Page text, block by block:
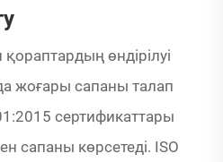
өндірілуі
жоғары сапаны талап
сертификаттары
сапаны көрсетеді. ISO